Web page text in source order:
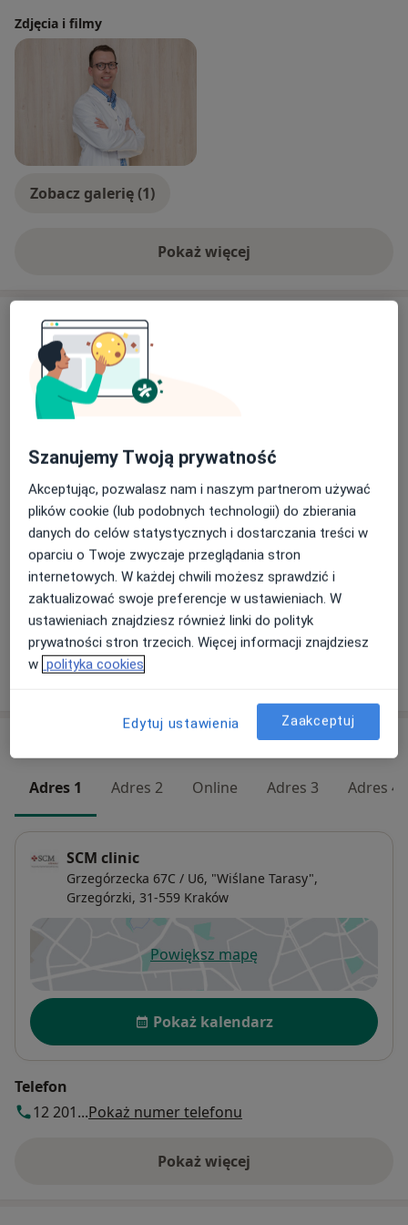
Zdjęcia i filmy
Zobacz galerię (1)
Pokaż więcejo doświadczeniu
Usługi i ceny
Konsultacja urologiczna
Od 350 zł Szczegóły
400 zł Szczegóły
Konsultacja online
Szczegóły
Uroflowmetria
170 zł Szczegóły
W jaki sposób ustalane są ceny?
Adres 1 Adres 2 Online Adres 3 Adres 4
SCM clinic
Grzegórzecka 67C / U6, "Wiślane Tarasy",
Grzegórzki, 31-559 Kraków
Powiększ mapęotwiera się w nowej karcie
Dostępność
Pokaż kalendarz
Telefon
12 201...Pokaż numer telefonu
Pokaż więcej
o adresie
Szanujemy Twoją prywatność
Akceptując, pozwalasz nam i naszym partnerom używać
plików cookie (lub podobnych technologii) do zbierania
danych do celów statystycznych i dostarczania treści w
oparciu o Twoje zwyczaje przeglądania stron
internetowych. W każdej chwili możesz sprawdzić i
zaktualizować swoje preferencje w ustawieniach. W
ustawieniach znajdziesz również linki do polityk
prywatności stron trzecich. Więcej informacji znajdziesz
w polityka cookies
Edytuj ustawienia Zaakceptuj